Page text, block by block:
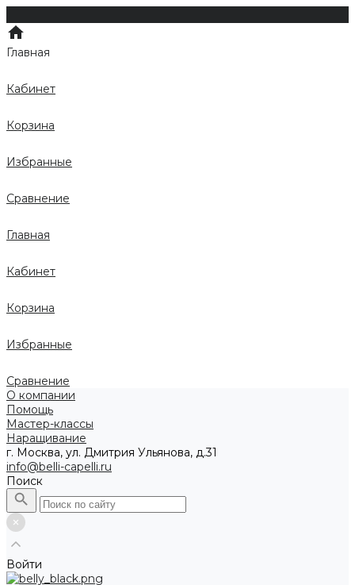
Главная
Кабинет
Корзина
Избранные
Сравнение
Главная
Кабинет
Корзина
Избранные
Сравнение
О компании
Помощь
Мастер-классы
Наращивание
г. Москва, ул. Дмитрия Ульянова, д.31
info@belli-capelli.ru
Поиск
Войти